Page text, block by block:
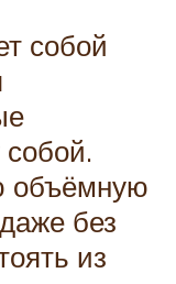
собой
объёмную
без
из